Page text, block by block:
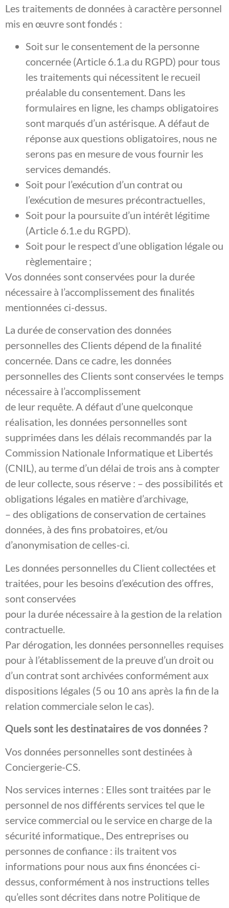
Les traitements de données à caractère personnel
mis en œuvre sont fondés :
Soit sur le consentement de la personne
concernée (Article 6.1.a du RGPD) pour tous
les traitements qui nécessitent le recueil
préalable du consentement. Dans les
formulaires en ligne, les champs obligatoires
sont marqués d’un astérisque. A défaut de
réponse aux questions obligatoires, nous ne
serons pas en mesure de vous fournir les
services demandés.
Soit pour l’exécution d’un contrat ou
l’exécution de mesures précontractuelles,
Soit pour la poursuite d’un intérêt légitime
(Article 6.1.e du RGPD).
Soit pour le respect d’une obligation légale ou
règlementaire ;
Vos données sont conservées pour la durée
nécessaire à l’accomplissement des finalités
mentionnées ci-dessus.
La durée de conservation des données
personnelles des Clients dépend de la finalité
concernée. Dans ce cadre, les données
personnelles des Clients sont conservées le temps
nécessaire à l’accomplissement
de leur requête. A défaut d’une quelconque
réalisation, les données personnelles sont
supprimées dans les délais recommandés par la
Commission Nationale Informatique et Libertés
(CNIL), au terme d’un délai de trois ans à compter
de leur collecte, sous réserve : – des possibilités et
obligations légales en matière d’archivage,
– des obligations de conservation de certaines
données, à des fins probatoires, et/ou
d’anonymisation de celles-ci.
Les données personnelles du Client collectées et
traitées, pour les besoins d’exécution des offres,
sont conservées
pour la durée nécessaire à la gestion de la relation
contractuelle.
Par dérogation, les données personnelles requises
pour à l’établissement de la preuve d’un droit ou
d’un contrat sont archivées conformément aux
dispositions légales (5 ou 10 ans après la fin de la
relation commerciale selon le cas).
Quels sont les destinataires de vos données ?
Vos données personnelles sont destinées à
Conciergerie-CS.
Nos services internes : Elles sont traitées par le
personnel de nos différents services tel que le
service commercial ou le service en charge de la
sécurité informatique., Des entreprises ou
personnes de confiance : ils traitent vos
informations pour nous aux fins énoncées ci-
dessus, conformément à nos instructions telles
qu’elles sont décrites dans notre Politique de